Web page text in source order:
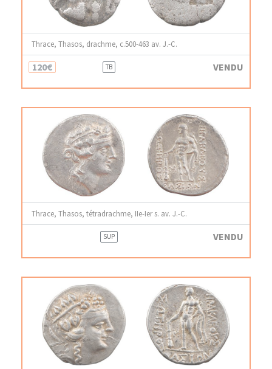
Thrace, Thasos, drachme, c.500-463 av. J.-C.
120€ TB VENDU
Thrace, Thasos, tétradrachme, IIe-Ier s. av. J.-C.
SUP VENDU